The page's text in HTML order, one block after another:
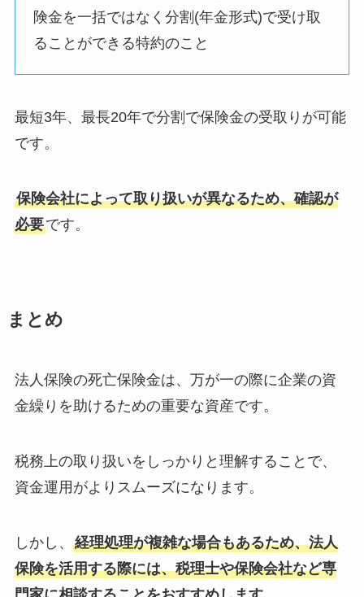
険金を一括ではなく分割(年金形式)で受け取
ることができる特約のこと
最短3年、最長20年で分割で保険金の受取りが可能
です。
保険会社によって取り扱いが異なるため、確認が
必要です。
まとめ
法人保険の死亡保険金は、万が一の際に企業の資
金繰りを助けるための重要な資産です。
税務上の取り扱いをしっかりと理解することで、
資金運用がよりスムーズになります。
しかし、 経理処理が複雑な場合もあるため、法人
保険を活用する際には、税理士や保険会社など専